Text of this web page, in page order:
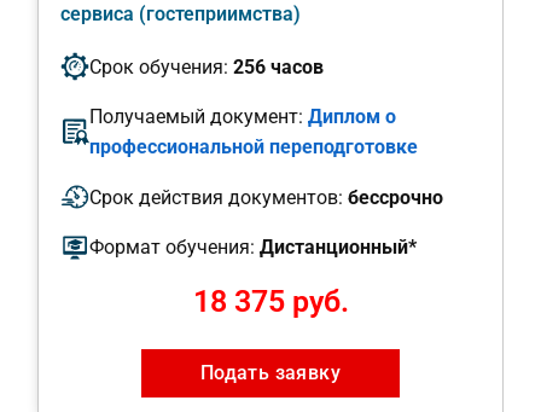
сервиса (гостеприимства)
Срок обучения: 256 часов
Получаемый документ: Диплом о
профессиональной переподготовке
Срок действия документов: бессрочно
Формат обучения: Дистанционный*
18 375 руб.
Подать заявку